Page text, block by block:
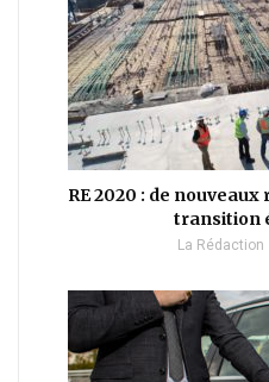
RE 2020 : de
transition
La Rédaction